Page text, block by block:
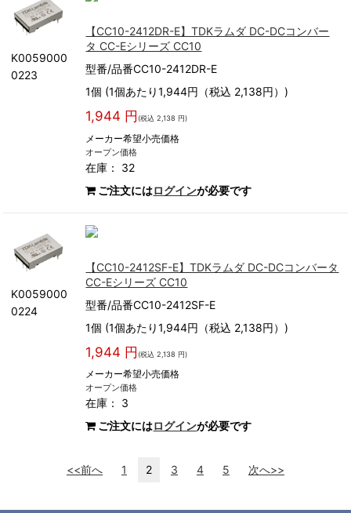
K0059000
0223
【CC10-2412DR-E】TDKラムダ DC-DCコンバー
タ CC-Eシリーズ CC10
型番/品番CC10-2412DR-E
1個 (1個あたり1,944円（税込 2,138円）)
1,944 円 (税込 2,138 円)
メーカー希望小売価格
オープン価格
在庫： 32
ご注文にはログインが必要です
K0059000
0224
【CC10-2412SF-E】TDKラムダ DC-DCコンバータ
CC-Eシリーズ CC10
型番/品番CC10-2412SF-E
1個 (1個あたり1,944円（税込 2,138円）)
1,944 円 (税込 2,138 円)
メーカー希望小売価格
オープン価格
在庫： 3
ご注文にはログインが必要です
<<前へ 1 2 3 4 5 次へ>>